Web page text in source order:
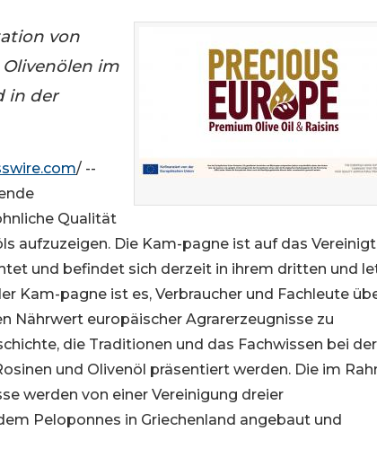
von
im
in der
/ --
Qualität
aufzuzeigen. Die Kam-pagne ist auf das
und befindet sich derzeit in ihrem dritten und
Kam-pagne ist es, Verbraucher und Fachleute
Nährwert europäischer Agrarerzeugnisse zu
die Traditionen und das Fachwissen bei der
und Olivenöl präsentiert werden. Die im
werden von einer Vereinigung dreier
Peloponnes in Griechenland angebaut und